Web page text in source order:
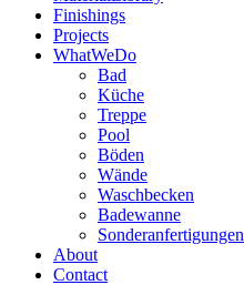
Finishings
Projects
WhatWeDo
Bad
Küche
Treppe
Pool
Böden
Wände
Waschbecken
Badewanne
Sonderanfertigungen
About
Contact